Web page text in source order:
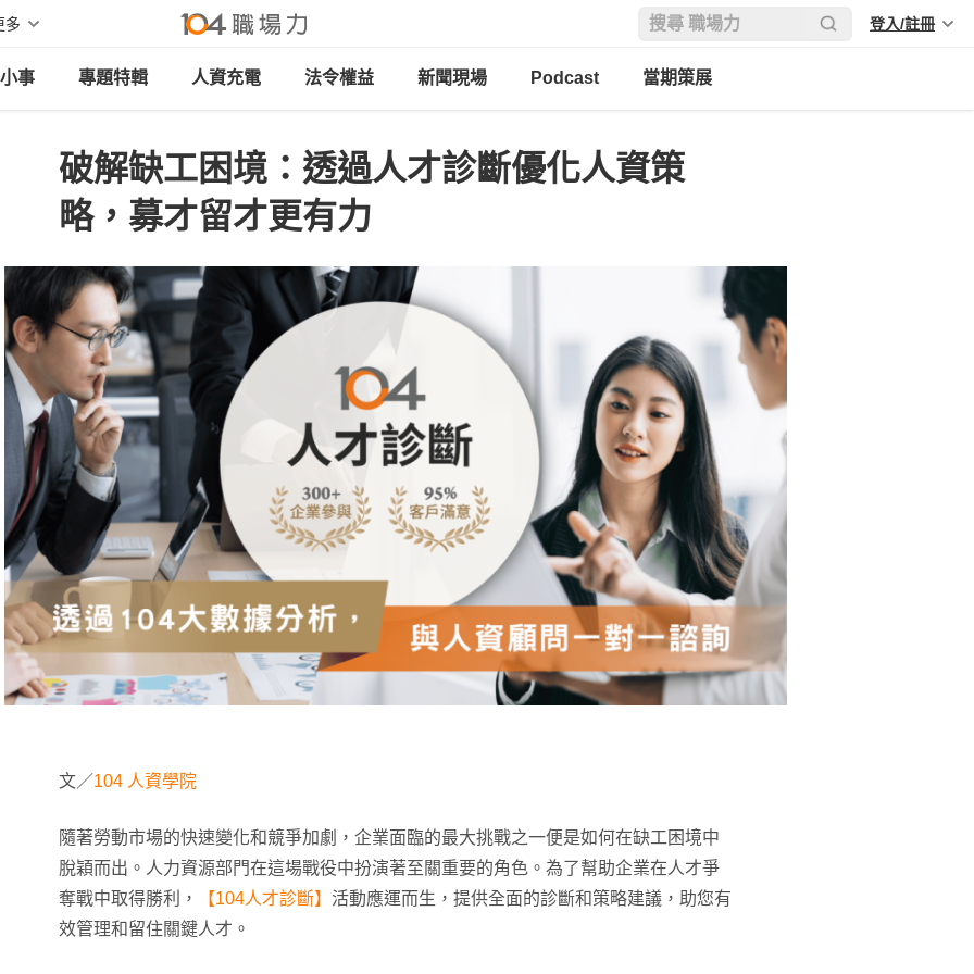
多 登入/註冊
事 專題特輯 人資充電 法令權益 新聞現場 Podcast 當期策展
破解缺工困境：透過人才診斷優化人資策
略，募才留才更有力
文／104 人資學院
隨著勞動市場的快速變化和競爭加劇，企業面臨的最大挑戰之一便是如何在缺工困境中
脫穎而出。人力資源部門在這場戰役中扮演著至關重要的角色。為了幫助企業在人才爭
奪戰中取得勝利，
【104人才診斷】 活動應運而生，提供全面的診斷和策略建議，助您有
效管理和留住關鍵人才。